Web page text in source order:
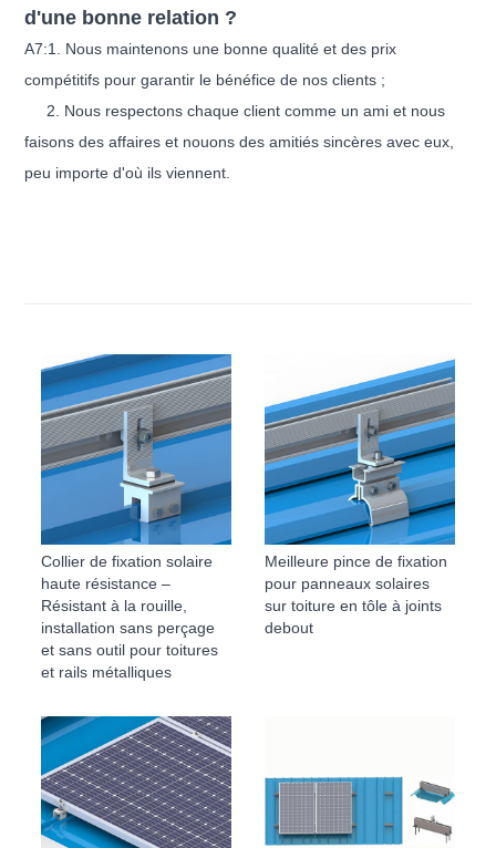
d'une bonne relation ?
A7:1. Nous maintenons une bonne qualité et des prix
compétitifs pour garantir le bénéfice de nos clients ;
2. Nous respectons chaque client comme un ami et nous
faisons des affaires et nouons des amitiés sincères avec eux,
peu importe d'où ils viennent.
Collier de fixation solaire
haute résistance –
Résistant à la rouille,
installation sans perçage
et sans outil pour toitures
et rails métalliques
Meilleure pince de fixation
pour panneaux solaires
sur toiture en tôle à joints
debout